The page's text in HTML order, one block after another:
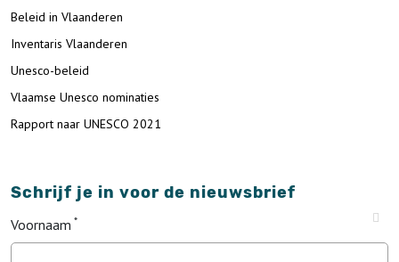
Beleid in Vlaanderen
Inventaris Vlaanderen
Unesco-beleid
Vlaamse Unesco nominaties
Rapport naar UNESCO 2021
Schrijf je in voor de nieuwsbrief
Voornaam